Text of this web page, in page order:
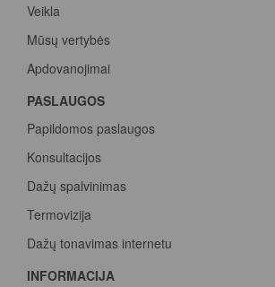
Veikla
Mūsų vertybės
Apdovanojimai
PASLAUGOS
Papildomos paslaugos
Konsultacijos
Dažų spalvinimas
Termovizija
Dažų tonavimas internetu
INFORMACIJA